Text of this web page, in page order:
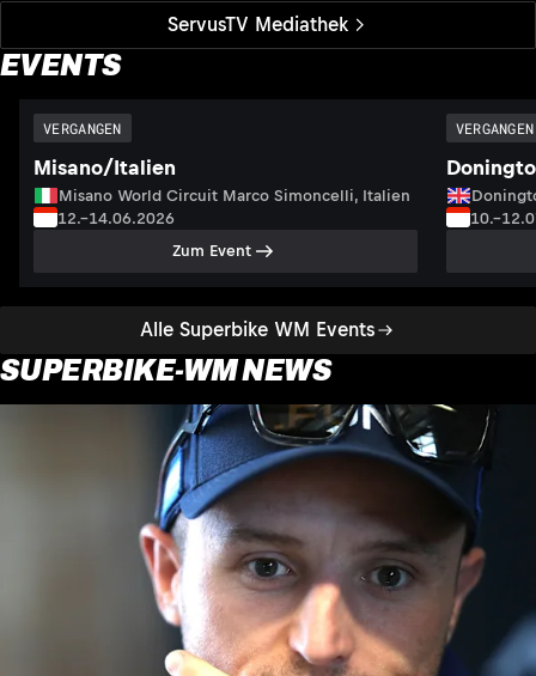
ServusTV Mediathek
EVENTS
Alle Superbike WM Events
VERGANGEN
Misano/Italien
Misano World Circuit Marco Simoncelli, Italien
12.–14.06.2026
Zum Event
VERGANGEN
SUPERBIKE-WM NEWS